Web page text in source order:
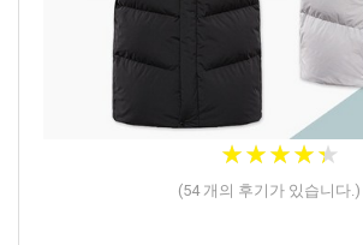
★★★★★
★★★★★
(54개의 후기가 있습니다.)